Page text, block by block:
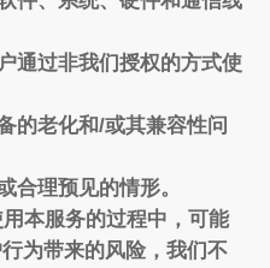
通过非我们授权的方式使
的老化和/或其兼容性问
理预见的情形。
本服务的过程中，可能
为带来的风险，我们不